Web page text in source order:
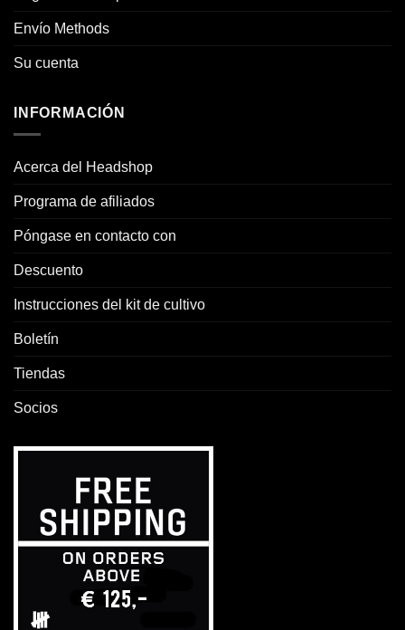
Envío Methods
Su cuenta
INFORMACIÓN
Acerca del Headshop
Programa de afiliados
Póngase en contacto con
Descuento
Instrucciones del kit de cultivo
Boletín
Tiendas
Socios